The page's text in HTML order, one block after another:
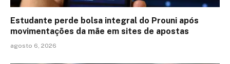
Estudante perde bolsa integral do Prouni após
movimentações da mãe em sites de apostas
agosto 6, 2026